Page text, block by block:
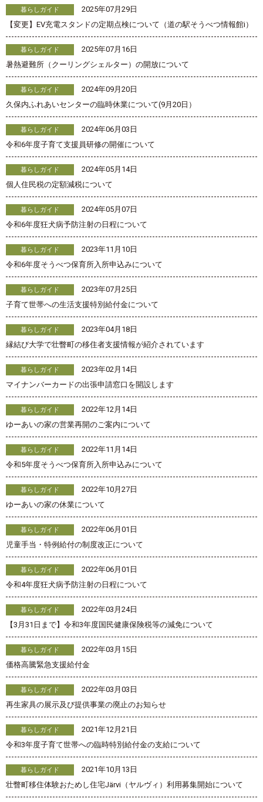
暮らしガイド
2025年07月29日
【変更】EV充電スタンドの定期点検について（道の駅そうべつ情報館i）
暮らしガイド
2025年07月16日
暑熱避難所（クーリングシェルター）の開放について
暮らしガイド
2024年09月20日
久保内ふれあいセンターの臨時休業について(9月20日）
暮らしガイド
2024年06月03日
令和6年度子育て支援員研修の開催について
暮らしガイド
2024年05月14日
個人住民税の定額減税について
暮らしガイド
2024年05月07日
令和6年度狂犬病予防注射の日程について
暮らしガイド
2023年11月10日
令和6年度そうべつ保育所入所申込みについて
暮らしガイド
2023年07月25日
子育て世帯への生活支援特別給付金について
暮らしガイド
2023年04月18日
縁結び大学で壮瞥町の移住者支援情報が紹介されています
暮らしガイド
2023年02月14日
マイナンバーカードの出張申請窓口を開設します
暮らしガイド
2022年12月14日
ゆーあいの家の営業再開のご案内について
暮らしガイド
2022年11月14日
令和5年度そうべつ保育所入所申込みについて
暮らしガイド
2022年10月27日
ゆーあいの家の休業について
暮らしガイド
2022年06月01日
児童手当・特例給付の制度改正について
暮らしガイド
2022年06月01日
令和4年度狂犬病予防注射の日程について
暮らしガイド
2022年03月24日
【3月31日まで】令和3年度国民健康保険税等の減免について
暮らしガイド
2022年03月15日
価格高騰緊急支援給付金
暮らしガイド
2022年03月03日
再生家具の展示及び提供事業の廃止のお知らせ
暮らしガイド
2021年12月21日
令和3年度子育て世帯への臨時特別給付金の支給について
暮らしガイド
2021年10月13日
壮瞥町移住体験おためし住宅Järvi（ヤルヴィ）利用募集開始について